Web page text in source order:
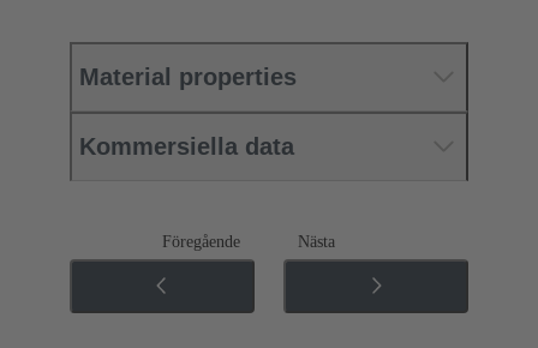
Material properties
Kommersiella data
Föregående Nästa